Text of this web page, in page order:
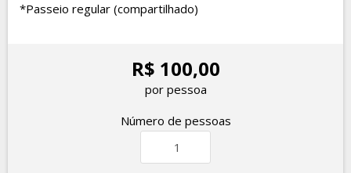
*Passeio regular (compartilhado)
R$ 100,00
por pessoa
Número de pessoas